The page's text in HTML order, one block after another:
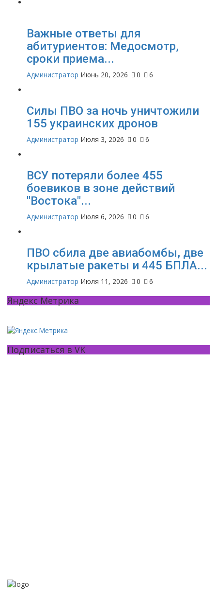
Важные ответы для
абитуриентов: Медосмотр,
сроки приема...
Администратор Июнь 20, 2026 0 6
Силы ПВО за ночь уничтожили
155 украинских дронов
Администратор Июля 3, 2026 0 6
ВСУ потеряли более 455
боевиков в зоне действий
"Востока"...
Администратор Июля 6, 2026 0 6
ПВО сбила две авиабомбы, две
крылатые ракеты и 445 БПЛА...
Администратор Июля 11, 2026 0 6
Яндекс Метрика
Подписаться в VK